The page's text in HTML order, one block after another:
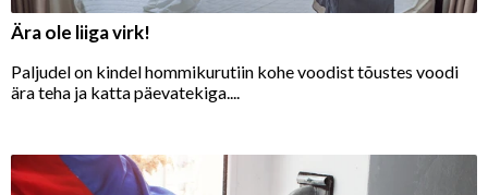
Ära ole liiga virk!
Paljudel on kindel hommikurutiin kohe voodist tõustes voodi
ära teha ja katta päevatekiga....